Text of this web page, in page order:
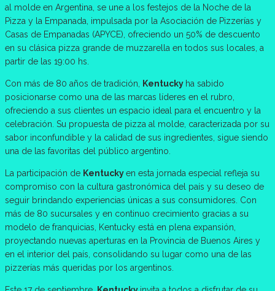
al molde en Argentina, se une a los festejos de la Noche de la
Pizza y la Empanada, impulsada por la Asociación de Pizzerías y
Casas de Empanadas (APYCE), ofreciendo un 50% de descuento
en su clásica pizza grande de muzzarella en todos sus locales, a
partir de las 19:00 hs.
Con más de 80 años de tradición, Kentucky ha sabido
posicionarse como una de las marcas líderes en el rubro,
ofreciendo a sus clientes un espacio ideal para el encuentro y la
celebración. Su propuesta de pizza al molde, caracterizada por su
sabor inconfundible y la calidad de sus ingredientes, sigue siendo
una de las favoritas del público argentino.
La participación de Kentuckyen esta jornada especial refleja su
compromiso con la cultura gastronómica del país y su deseo de
seguir brindando experiencias únicas a sus consumidores. Con
más de 80 sucursales y en continuo crecimiento gracias a su
modelo de franquicias, Kentucky está en plena expansión,
proyectando nuevas aperturas en la Provincia de Buenos Aires y
en el interior del país, consolidando su lugar como una de las
pizzerías más queridas por los argentinos.